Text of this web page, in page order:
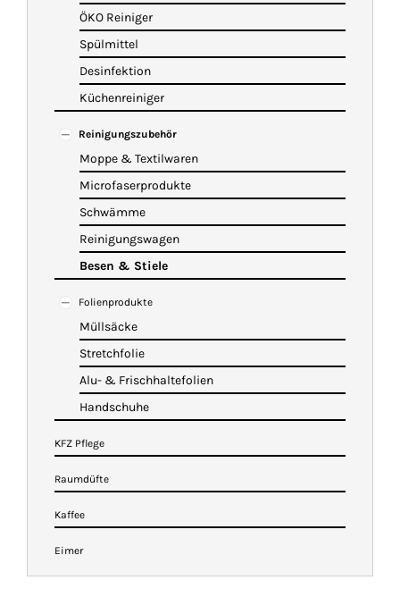
ÖKO Reiniger
Spülmittel
Desinfektion
Küchenreiniger
Reinigungszubehör
Moppe & Textilwaren
Microfaserprodukte
Schwämme
Reinigungswagen
Besen & Stiele
Folienprodukte
Müllsäcke
Stretchfolie
Alu- & Frischhaltefolien
Handschuhe
KFZ Pflege
Raumdüfte
Kaffee
Eimer